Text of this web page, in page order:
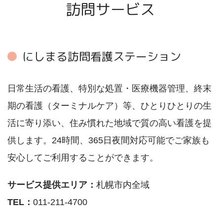
訪問サービス
にしまる訪問看護ステーション
⽇常⽣活の看護、特別な処置・医療機器管理、終末
期の看護（ターミナルケア）等、ひとりひとりの⽣
活に寄り添い、住み慣れた地域で質の⾼い看護を提
供します。24時間、365⽇夜間対応可能でご家族も
安⼼してご利⽤することができます。
サービス提供エリア： 札幌市内全域
TEL： 011-211-4700